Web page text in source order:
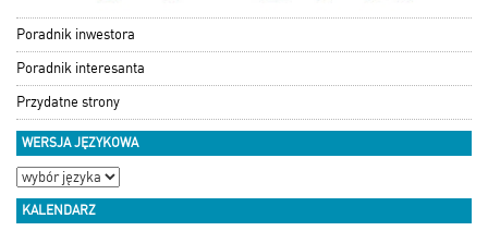
Poradnik inwestora
Poradnik interesanta
Przydatne strony
WERSJA JĘZYKOWA
KALENDARZ